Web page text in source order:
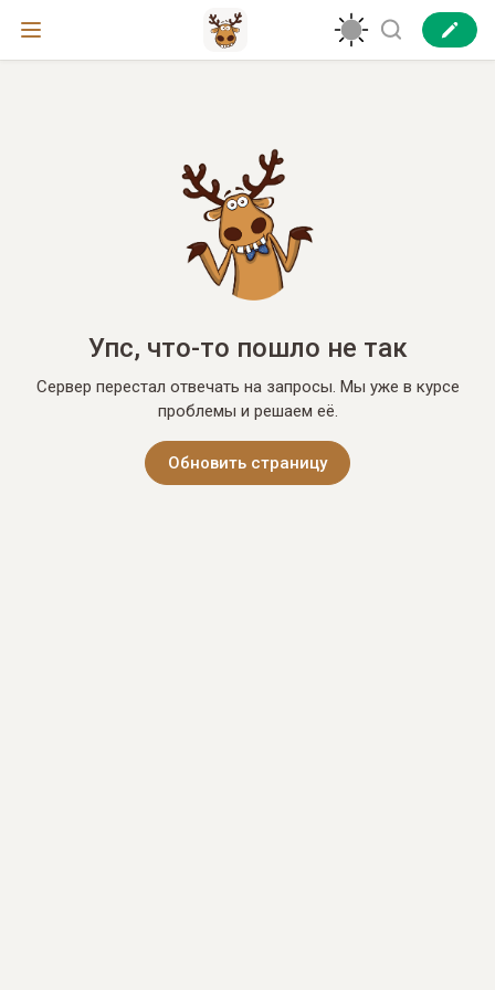
Упс, что-то пошло не так
Сервер перестал отвечать на запросы. Мы уже в курсе
проблемы и решаем её.
Обновить страницу